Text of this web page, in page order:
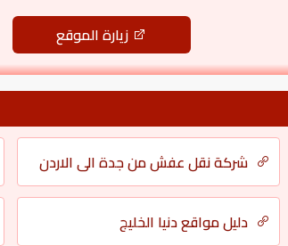
زيارة الموقع
شركة نقل عفش من جدة الى الاردن
دليل مواقع دنيا الخليج